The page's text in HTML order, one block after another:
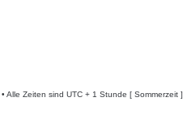
• Alle Zeiten sind UTC + 1 Stunde [ Sommerzeit ]